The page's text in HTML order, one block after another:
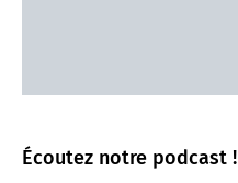
Écoutez notre podcast !